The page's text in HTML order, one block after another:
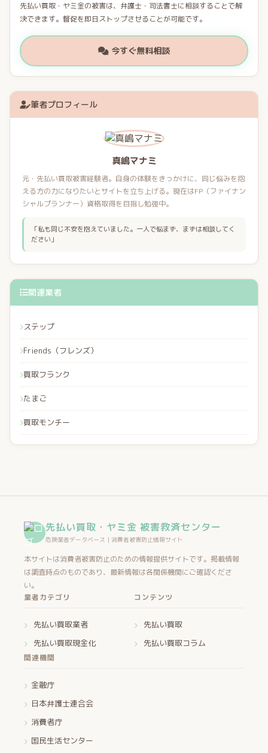
先払い買取・ヤミ金の被害は、弁護士・司法書士に相談することで解
決できます。督促を即日ストップさせることが可能です。
今すぐ無料相談
筆者プロフィール
真嶋マナミ
元・先払い買取被害経験者。自身の体験をきっかけに、同じ悩みを抱
える方の力になりたいとサイトを立ち上げる。現在はFP（ファイナン
シャルプランナー）資格取得を目指し勉強中。
「私も同じ不安を抱えていました。一人で悩まず、まずは相談してく
ださい」
関連業者
ステップ
Friends（フレンズ）
買取フランク
たまご
買取モンチー
先払い買取・ヤミ金 被害救済センター
危険業者データベース｜消費者被害防止情報サイト
本サイトは消費者被害防止のための情報提供サイトです。掲載情報
は調査時点のものであり、最新情報は各関係機関にご確認くださ
い。
業者カテゴリ
先払い買取業者
先払い買取現金化
コンテンツ
先払い買取
先払い買取コラム
関連機関
金融庁
日本弁護士連合会
消費者庁
国民生活センター